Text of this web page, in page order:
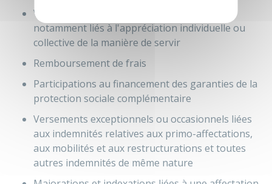
Versements exceptionnels ou occasionnels,
notamment liés à l'appréciation individuelle ou
collective de la manière de servir
Remboursement de frais
Participations au financement des garanties de la
protection sociale complémentaire
Versements exceptionnels ou occasionnels liées
aux indemnités relatives aux primo-affectations,
aux mobilités et aux restructurations et toutes
autres indemnités de même nature